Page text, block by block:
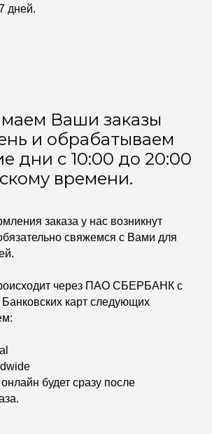
дней.
Ваши заказы
и обрабатываем
дни с 10:00 до 20:00
времени.
заказа у нас возникнут
свяжемся с Вами для
через ПАО СБЕРБАНК с
карт следующих
будет сразу после